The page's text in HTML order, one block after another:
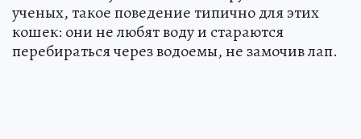
ученых, такое поведение типично для этих
кошек: они не любят воду и стараются
перебираться через водоемы, не замочив лап.